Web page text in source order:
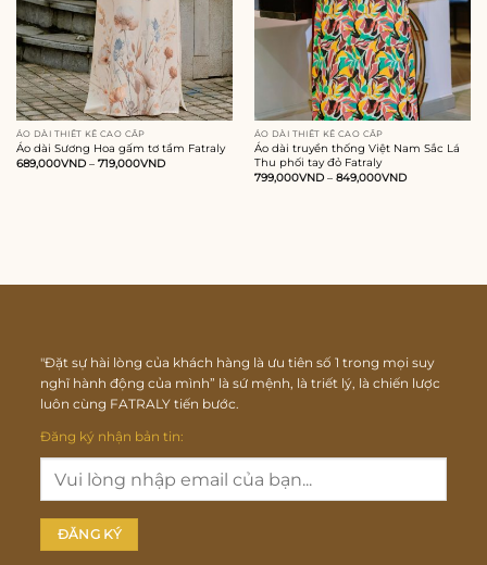
ÁO DÀI THIẾT KẾ CAO CẤP
Áo dài Sương Hoa gấm tơ tầm Fatraly
689,000VND– 719,000VND
ÁO DÀI THIẾT KẾ CAO CẤP
Áo dài truyền thống Việt Nam Sắc Lá
Thu phối tay đỏ Fatraly
799,000VND– 849,000VND
"Đặt sự hài lòng của khách hàng là ưu tiên số 1 trong mọi suy
nghĩ hành động của mình” là sứ mệnh, là triết lý, là chiến lược
luôn cùng FATRALY tiến bước.
Đăng ký nhận bản tin: